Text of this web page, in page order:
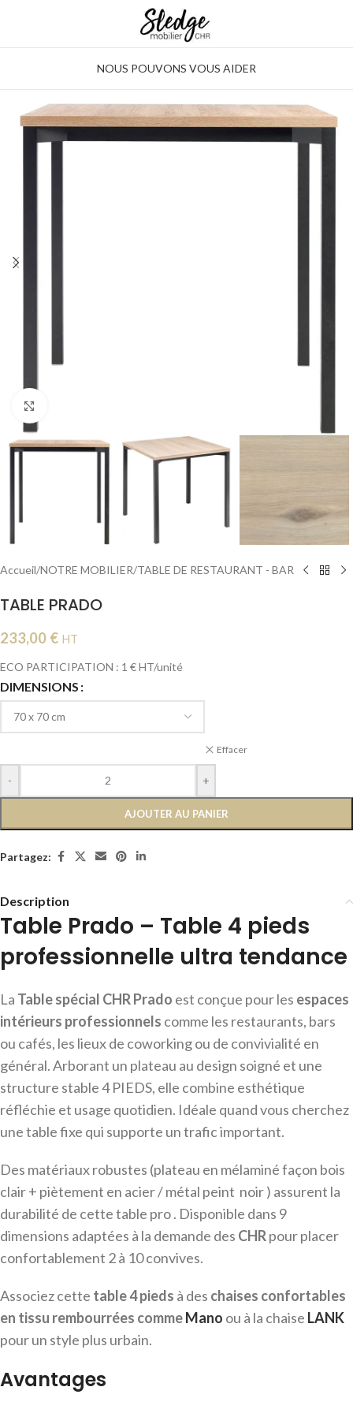
NOUS POUVONS VOUS AIDER
Accueil/NOTRE MOBILIER/TABLE DE RESTAURANT - BAR
TABLE PRADO
233,00 € HT
ECO PARTICIPATION : 1 € HT/unité
DIMENSIONS
Effacer
- +
AJOUTER AU PANIER
Partagez:
Description
Table Prado – Table 4 pieds
professionnelle ultra tendance
La Table spécial CHR Prado est conçue pour les espaces
intérieurs professionnels comme les restaurants, bars
ou cafés, les lieux de coworking ou de convivialité en
général. Arborant un plateau au design soigné et une
structure stable 4 PIEDS, elle combine esthétique
réfléchie et usage quotidien. Idéale quand vous cherchez
une table fixe qui supporte un trafic important.
Des matériaux robustes (plateau en mélaminé façon bois
clair + piètement en acier / métal peint noir ) assurent la
durabilité de cette table pro . Disponible dans 9
dimensions adaptées à la demande des CHRpour placer
confortablement 2 à 10 convives.
Associez cette table 4 pieds à des chaises confortables
en tissu rembourrées commeMano ou à la chaise LANK
pour un style plus urbain.
Avantages